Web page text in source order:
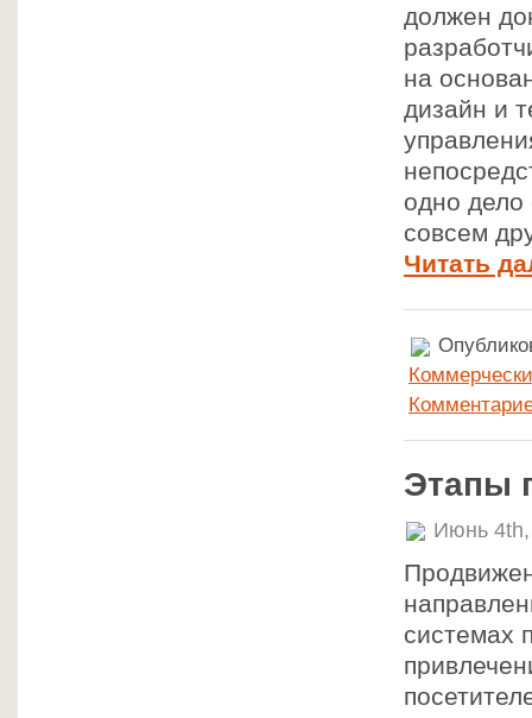
должен
на
дизайн и
одно
совсем
Читать
Этапы
Июнь
системах